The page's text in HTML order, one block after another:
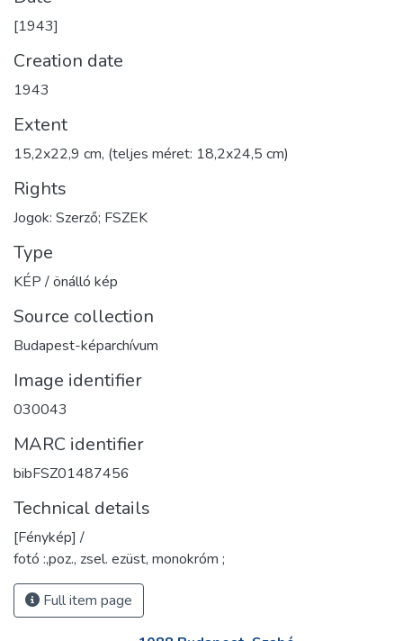
[1943]
Creation date
1943
Extent
15,2x22,9 cm, (teljes méret: 18,2x24,5 cm)
Rights
Jogok: Szerző; FSZEK
Type
KÉP / önálló kép
Source collection
Budapest-képarchívum
Image identifier
030043
MARC identifier
bibFSZ01487456
Technical details
[Fénykép] /
fotó :,poz., zsel. ezüst, monokróm ;
Full item page